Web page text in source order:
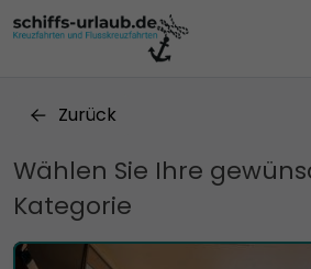
Zurück
Wählen Sie Ihre
Kategorie